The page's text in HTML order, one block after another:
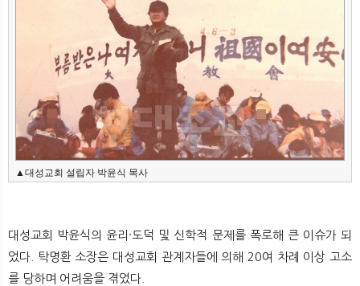
▲대성교회 설립자 박윤식 목사
대성교회 박윤식의 윤리·도덕 및 신학적 문제를 폭로해 큰 이슈가 되
었다. 탁명환 소장은 대성교회 관계자들에 의해 20여 차례 이상 고소
를 당하며 어려움을 겪었다.